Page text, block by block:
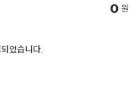
0 원
었습니다.